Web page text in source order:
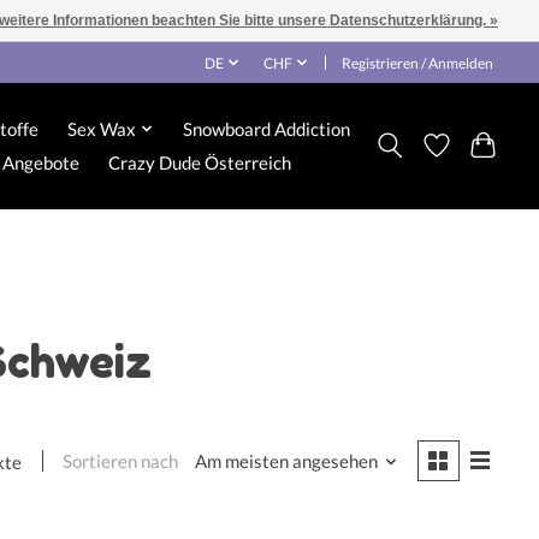
DE CHF Registrieren / Anmelden
Sex Wax
Snowboard Addiction
Angebote Crazy Dude Österreich
Sortieren nach Am meisten angesehen
Informationen beachten Sie bitte unsere Datenschutzerklärung. »